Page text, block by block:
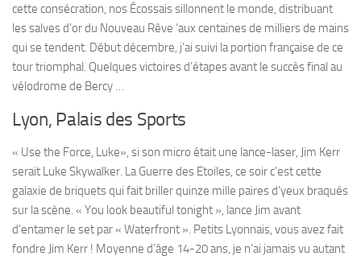
cette consécration, nos Écossais sillonnent le monde, distribuant
les salves d’or du Nouveau Rêve ‘aux centaines de milliers de mains
qui se tendent. Début décembre, j’ai suivi la portion française de ce
tour triomphal. Quelques victoires d’étapes avant le succès final au
vélodrome de Bercy …
Lyon, Palais des Sports
« Use the Force, Luke», si son micro était une lance-laser, Jim Kerr
serait Luke Skywalker. La Guerre des Etoiles, ce soir c’est cette
galaxie de briquets qui fait briller quinze mille paires d’yeux braqués
sur la scène. « You look beautiful tonight », lance Jim avant
d’entamer le set par « Waterfront ». Petits Lyonnais, vous avez fait
fondre Jim Kerr ! Moyenne d’âge 14-20 ans, je n’ai jamais vu autant